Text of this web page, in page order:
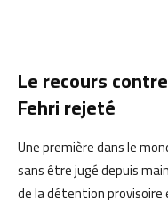
Le recours
Fehri rejeté
Une première dans le
sans être jugé depuis
de la détention provisoire